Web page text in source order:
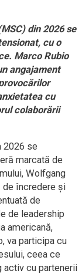
din 2026 se
cu o
Marco Rubio
angajament
cu
colaborării
2026 se
marcată de
Wolfgang
de încredere și
de
de leadership
americană,
va participa cu
ceea ce
activ cu partenerii